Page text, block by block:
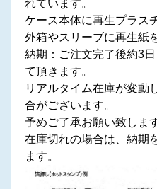
れています。
ケース本体に再生プラス
外箱やスリーブに再生紙
納期：ご注文完了後約3
て頂きます。
リアルタイム在庫が変動
合がございます。
予めご了承お願い致します
在庫切れの場合は、納期
ます。